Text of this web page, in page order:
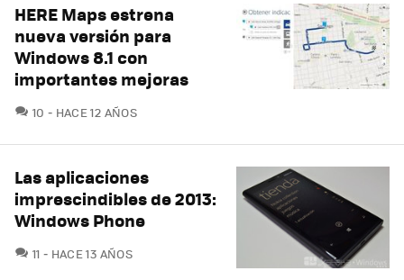
HERE Maps estrena
nueva versión para
Windows 8.1 con
importantes mejoras
10 COMENTARIOS
HACE 12 AÑOS
Las aplicaciones
imprescindibles de 2013:
Windows Phone
11 COMENTARIOS
HACE 13 AÑOS